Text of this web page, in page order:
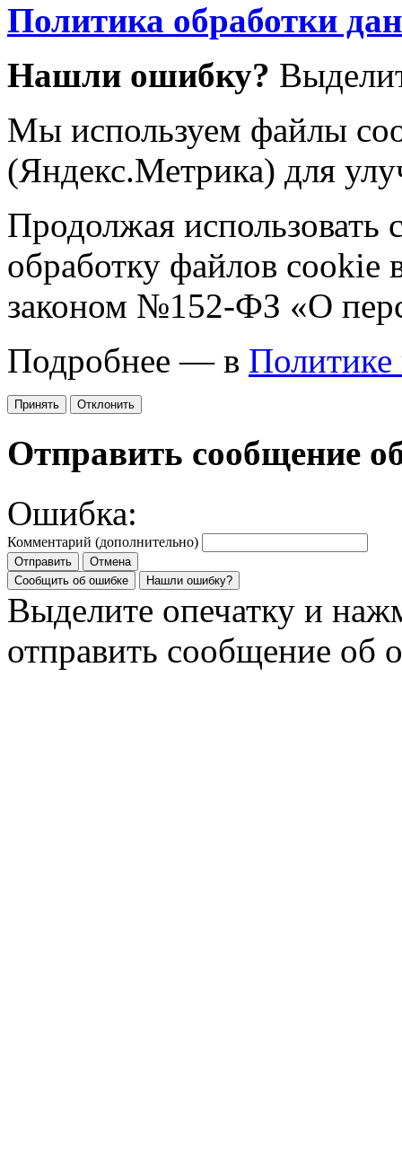
Политика обработки
Нашли ошибку?
Мы используем файлы
(Яндекс.Метрика) для
Продолжая использовать
обработку файлов cookie
законом №152-ФЗ «О
Подробнее — в Политике
Принять Отклонить
Отправить сообщение
Ошибка:
Комментарий (дополнительно)
Отправить
Отмена
Сообщить об ошибке
Нашли ошибку?
Выделите опечатку и
отправить сообщение об